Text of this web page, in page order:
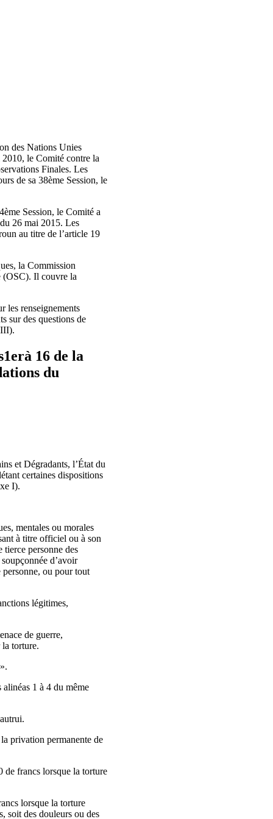
des Nations Unies
le Comité contre la
Finales. Les
de sa 38ème Session, le
Session, le Comité a
26 mai 2015. Les
au titre de l’article 19
la Commission
(OSC). Il couvre la
les renseignements
sur des questions de
16 de la
du
et Dégradants, l’État du
certaines dispositions
I).
mentales ou morales
à titre officiel ou à son
tierce personne des
d’avoir
ou pour tout
légitimes,
de guerre,
torture.
1 à 4 du même
privation permanente de
de francs lorsque la torture
lorsque la torture
soit des douleurs ou des